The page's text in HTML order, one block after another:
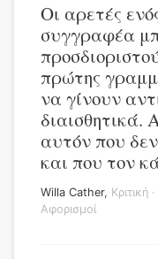
Οι αρετές
συγγραφέα
πρώτης
να γίνουν
διαισθητικά.
αυτόν που
και που τον
Willa Cather, Κριτική ·
Αφορισμοί